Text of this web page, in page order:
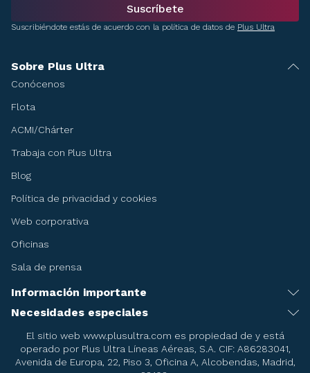
Sobre Plus Ultra
Conócenos
Flota
ACMI/Chárter
Trabaja con Plus Ultra
Blog
Política de privacidad y cookies
Web corporativa
Oficinas
Sala de prensa
Información importante
Recomendaciones antes de viajar
Condiciones del billete
Condiciones de la reserva de asientos
Necesidades especiales
Servicio de asistencia especial
Embarazadas
El sitio web www.plusultra.com es propiedad de y está
operado por Plus Ultra Líneas Aéreas, S.A. CIF: A86283041,
Avenida de Europa, 22, Piso 3, Oficina A, Alcobendas, Madrid,
Suscríbete
Suscribiéndote estás de acuerdo con la política de datos de Plus Ultra